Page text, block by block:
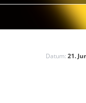
Datum: 21.